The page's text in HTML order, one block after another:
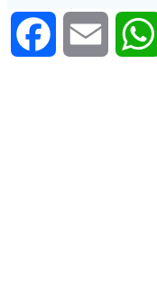
Facebook Email